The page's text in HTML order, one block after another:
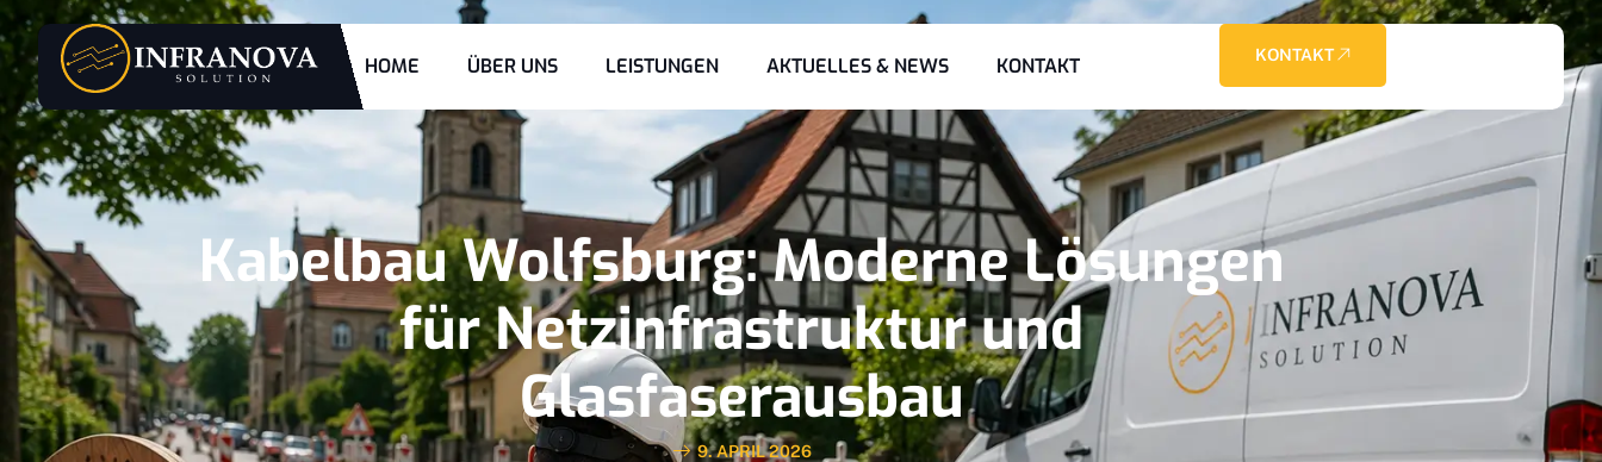
HOME ÜBER UNS LEISTUNGEN AKTUELLES & NEWS KONTAKT KONTAKT
Kabelbau Wolfsburg: Moderne Lösungen
für Netzinfrastruktur und
Glasfaserausbau
9. APRIL 2026